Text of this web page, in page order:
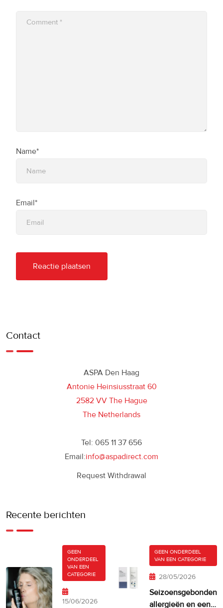
Name*
Email*
Contact
ASPA Den Haag
Antonie Heinsiusstraat 60
2582 VV The Hague
The Netherlands
Tel: 065 11 37 656
Email:info@aspadirect.com
Request Withdrawal
Recente berichten
GEEN
ONDERDEEL
VAN EEN
CATEGORIE
15/06/2026
GEEN ONDERDEEL
VAN EEN CATEGORIE
28/05/2026
Seizoensgebonden
allergieën en een